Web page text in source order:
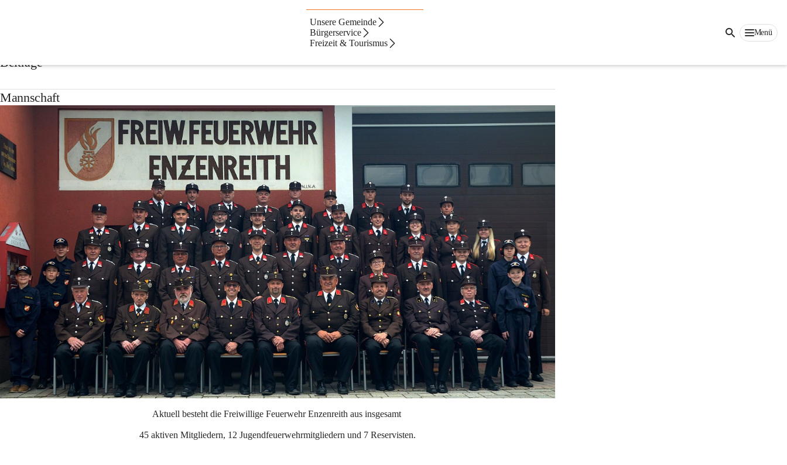
Unsere Gemeinde
Bürgerservice
Freizeit & Tourismus
Menü
Freiwillige Feuerwehr Enzenreith
Beiträge
Mannschaft
Aktuell besteht die Freiwillige Feuerwehr Enzenreith aus insgesamt
45 aktiven Mitgliedern, 12 Jugendfeuerwehrmitgliedern und 7 Reservisten.